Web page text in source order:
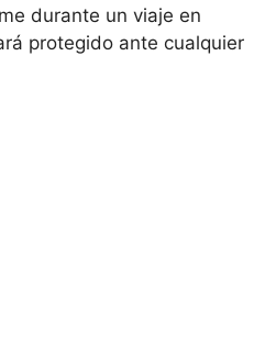
durante un viaje en
protegido ante cualquier